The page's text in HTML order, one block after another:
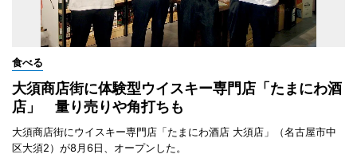
食べる
大須商店街に体験型ウイスキー専門店「たまにわ酒
店」 量り売りや角打ちも
大須商店街にウイスキー専門店「たまにわ酒店 大須店」（名古屋市中
区大須2）が8月6日、オープンした。